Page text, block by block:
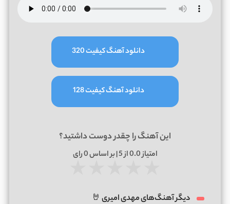
دانلود آهنگ کیفیت 320
دانلود آهنگ کیفیت 128
این آهنگ را چقدر دوست داشتید؟
امتیاز0.0از 5 | بر اساس 0رای
دیگر آهنگ‌های مهدی امیری 🤘